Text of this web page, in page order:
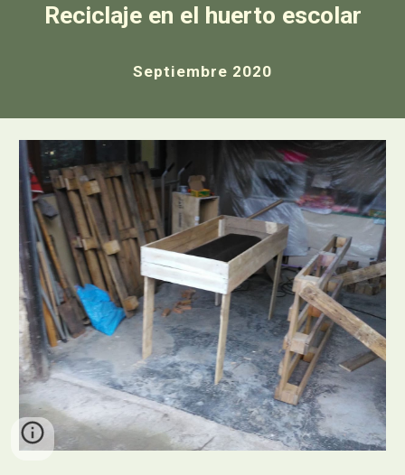
Reciclaje en el huerto escolar
Septiembre 2020